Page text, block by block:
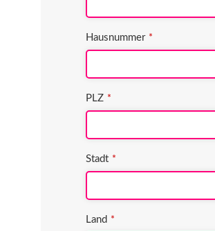
Hausnummer *
PLZ *
Stadt *
Land *